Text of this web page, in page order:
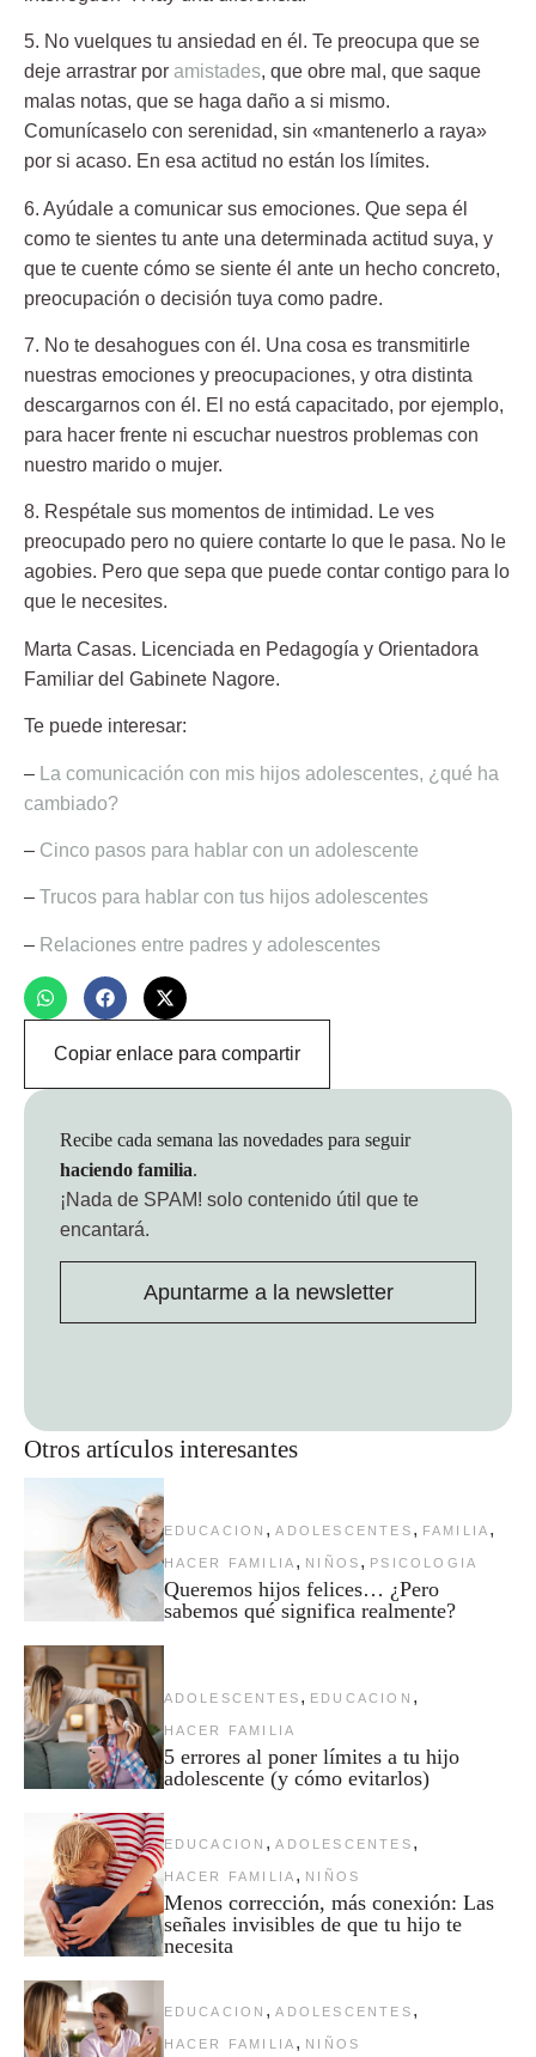
5. No vuelques tu ansiedad en él. Te preocupa que se
deje arrastrar por amistades, que obre mal, que saque
malas notas, que se haga daño a si mismo.
Comunícaselo con serenidad, sin «mantenerlo a raya»
por si acaso. En esa actitud no están los límites.
6. Ayúdale a comunicar sus emociones. Que sepa él
como te sientes tu ante una determinada actitud suya, y
que te cuente cómo se siente él ante un hecho concreto,
preocupación o decisión tuya como padre.
7. No te desahogues con él. Una cosa es transmitirle
nuestras emociones y preocupaciones, y otra distinta
descargarnos con él. El no está capacitado, por ejemplo,
para hacer frente ni escuchar nuestros problemas con
nuestro marido o mujer.
8. Respétale sus momentos de intimidad. Le ves
preocupado pero no quiere contarte lo que le pasa. No le
agobies. Pero que sepa que puede contar contigo para lo
que le necesites.
Marta Casas. Licenciada en Pedagogía y Orientadora
Familiar del Gabinete Nagore.
Te puede interesar:
–
La comunicación con mis hijos adolescentes, ¿qué ha
cambiado?
– Cinco pasos para hablar con un adolescente
– Trucos para hablar con tus hijos adolescentes
– Relaciones entre padres y adolescentes
Copiar enlace para compartir
Otros artículos interesantes
EDUCACION , ADOLESCENTES , FAMILIA ,
HACER FAMILIA , NIÑOS , PSICOLOGIA
Queremos hijos felices… ¿Pero
sabemos qué significa realmente?
ADOLESCENTES , EDUCACION ,
HACER FAMILIA
5 errores al poner límites a tu hijo
adolescente (y cómo evitarlos)
EDUCACION , ADOLESCENTES ,
HACER FAMILIA , NIÑOS
Menos corrección, más conexión: Las
señales invisibles de que tu hijo te
necesita
EDUCACION , ADOLESCENTES ,
HACER FAMILIA , NIÑOS
Recibe cada semana las novedades para seguir
haciendo familia.
¡Nada de SPAM! solo contenido útil que te
encantará.
Apuntarme a la newsletter